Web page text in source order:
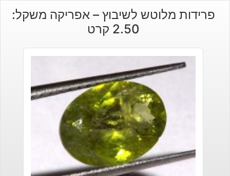
פרידות מלוטש לשיבוץ – אפריקה משקל:
2.50 קרט